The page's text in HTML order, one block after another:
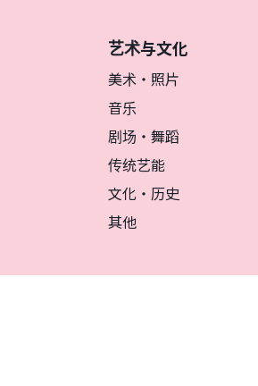
艺术与文化
美术・照片
音乐
剧场・舞蹈
传统艺能
文化・历史
其他